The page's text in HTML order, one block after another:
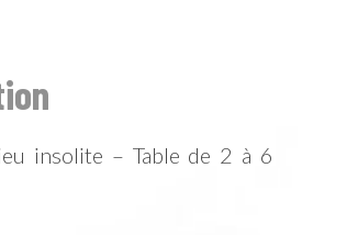
insolite – Table de 2 à 6